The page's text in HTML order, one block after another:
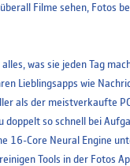
Filme sehen, Fotos
was sie jeden Tag
Lieblingsapps wie
als der meistverkaufte
so schnell bei
16-Core Neural Engine
Tools in der Fotos